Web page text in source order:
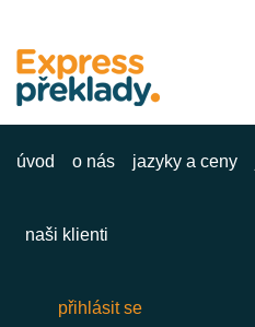
úvod o nás jazyky a ceny
naši klienti
přihlásit se